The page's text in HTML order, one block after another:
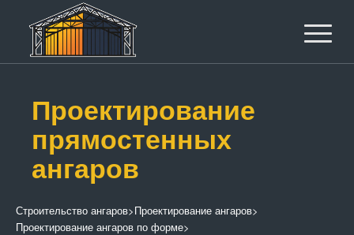
Проектирование
прямостенных
ангаров
Строительство ангаров>Проектирование ангаров>
Проектирование ангаров по форме>